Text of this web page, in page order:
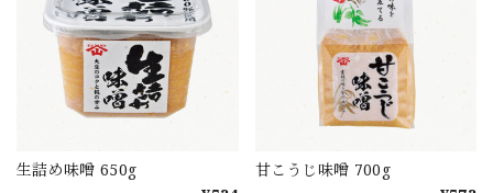
生詰め味噌 650g
甘こうじ味噌 700g